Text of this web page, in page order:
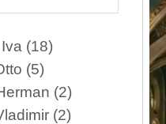
(18)
(5)
(2)
(2)